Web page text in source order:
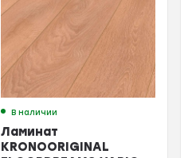
В наличии
Ламинат
KRONOORIGINAL